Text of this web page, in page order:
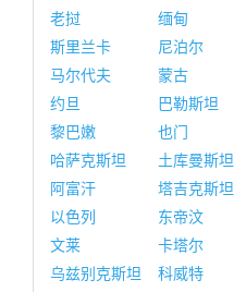
老挝
缅甸
斯里兰卡
尼泊尔
马尔代夫
蒙古
约旦
巴勒斯坦
黎巴嫩
也门
哈萨克斯坦
土库曼斯坦
阿富汗
塔吉克斯坦
以色列
东帝汶
文莱
卡塔尔
乌兹别克斯坦
科威特